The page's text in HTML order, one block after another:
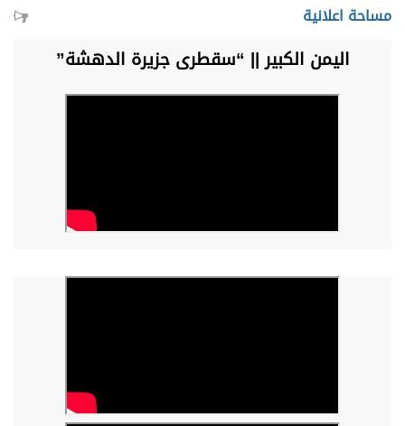
مساحة اعلانية
اليمن الكبير || “سقطرى جزيرة الدهشة”